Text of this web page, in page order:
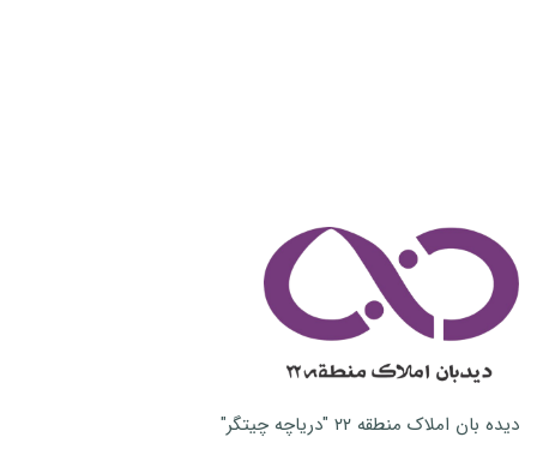
دیده بان املاک منطقه ۲۲ "دریاچه چیتگر"